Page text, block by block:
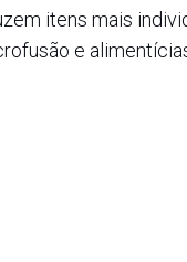
itens mais
e